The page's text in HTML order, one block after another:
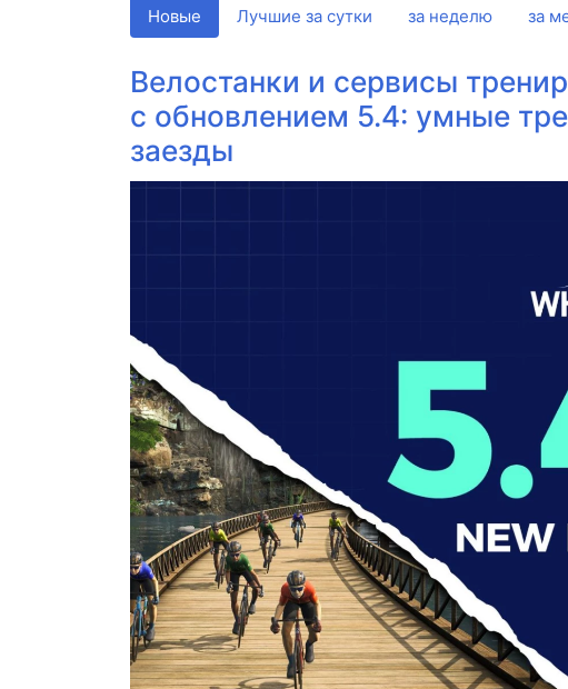
Новые Лучшие за сутки за неделю за
Велостанки и сервисы
с обновлением 5.4: умные
заезды